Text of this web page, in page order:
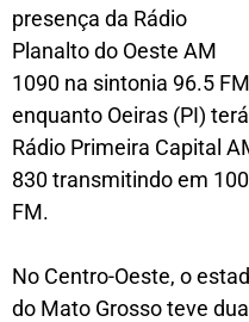
presença da Rádio
Planalto do Oeste AM
1090 na sintonia 96.5
enquanto Oeiras (PI)
Rádio Primeira Capital
830 transmitindo em
FM.
No Centro-Oeste, o
do Mato Grosso teve